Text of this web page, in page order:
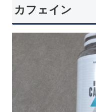
カフェイン